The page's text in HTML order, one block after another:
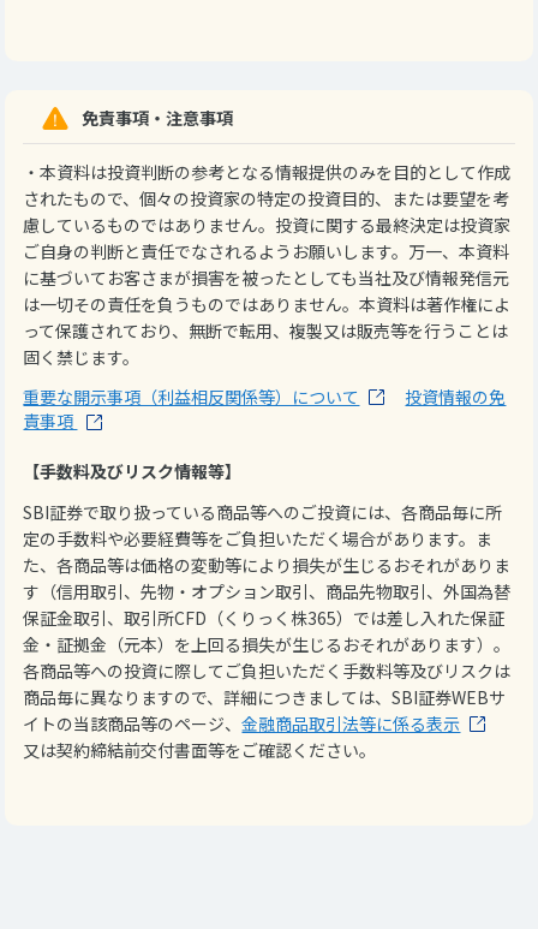
免責事項・注意事項
・本資料は投資判断の参考となる情報提供のみを目的として作成
されたもので、個々の投資家の特定の投資目的、または要望を考
慮しているものではありません。投資に関する最終決定は投資家
ご自身の判断と責任でなされるようお願いします。万一、本資料
に基づいてお客さまが損害を被ったとしても当社及び情報発信元
は一切その責任を負うものではありません。本資料は著作権によ
って保護されており、無断で転用、複製又は販売等を行うことは
固く禁じます。
重要な開示事項（利益相反関係等）について
投資情報の免
責事項
【手数料及びリスク情報等】
SBI証券で取り扱っている商品等へのご投資には、各商品毎に所
定の手数料や必要経費等をご負担いただく場合があります。ま
た、各商品等は価格の変動等により損失が生じるおそれがありま
す（信用取引、先物・オプション取引、商品先物取引、外国為替
保証金取引、取引所CFD（くりっく株365）では差し入れた保証
金・証拠金（元本）を上回る損失が生じるおそれがあります）。
各商品等への投資に際してご負担いただく手数料等及びリスクは
商品毎に異なりますので、詳細につきましては、SBI証券WEBサ
イトの当該商品等のページ、金融商品取引法等に係る表示
又は契約締結前交付書面等をご確認ください。